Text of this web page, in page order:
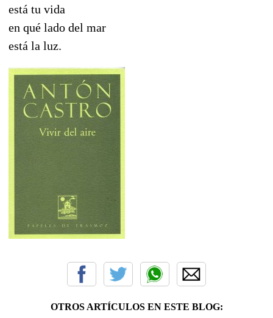
está tu vida
en qué lado del mar
está la luz.
OTROS ARTÍCULOS EN ESTE BLOG: